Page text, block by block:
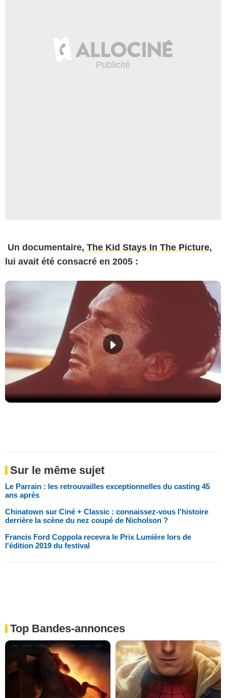
Un documentaire, The Kid Stays In The Picture,
lui avait été consacré en 2005 :
Sur le même sujet
Le Parrain : les retrouvailles exceptionnelles du casting 45
ans après
Chinatown sur Ciné + Classic : connaissez-vous l'histoire
derrière la scène du nez coupé de Nicholson ?
Francis Ford Coppola recevra le Prix Lumière lors de
l'édition 2019 du festival
Top Bandes-annonces